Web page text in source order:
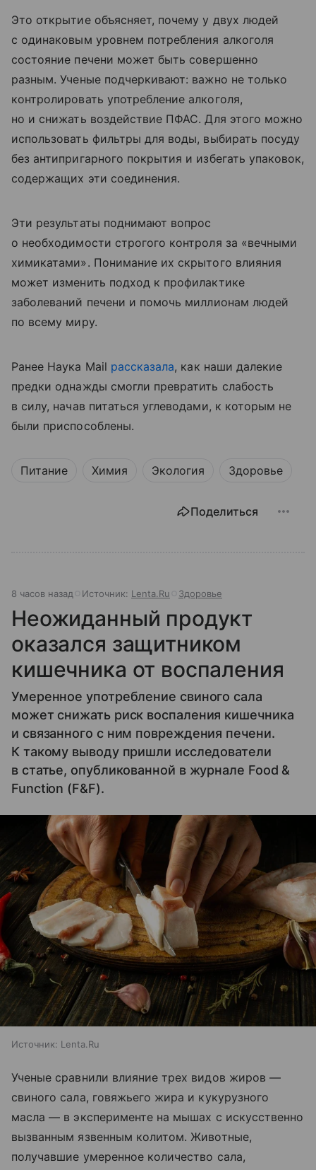
Это открытие объясняет, почему у двух людей
с одинаковым уровнем потребления алкоголя
состояние печени может быть совершенно
разным.Ученые подчеркивают: важно не только
контролировать употребление алкоголя,
но и снижать воздействие ПФАС. Для этого можно
использовать фильтры для воды, выбирать посуду
без антипригарного покрытия и избегать упаковок,
содержащих эти соединения.
Эти результаты поднимают вопрос
о необходимости строгого контроля за «вечными
химикатами». Понимание их скрытого влияния
может изменить подход к профилактике
заболеваний печени и помочь миллионам людей
по всему миру.
Ранее Наука Mail рассказала, как наши далекие
предки однажды смогли превратить слабость
в силу, начав питаться углеводами, к которым не
были приспособлены.
Питание Химия Экология Здоровье
Поделиться
8 часов назад Источник: Lenta.Ru Здоровье
Неожиданный продукт
оказался защитником
кишечника от воспаления
Умеренное употребление свиного сала
может снижать риск воспаления кишечника
и связанного с ним повреждения печени.
К такому выводу пришли исследователи
в статье, опубликованной в журнале Food &
Function (F&F).
Источник: Lenta.Ru
Ученые сравнили влияние трех видов жиров —
свиного сала, говяжьего жира и кукурузного
масла — в эксперименте на мышах с искусственно
вызванным язвенным колитом. Животные,
получавшие умеренное количество сала,